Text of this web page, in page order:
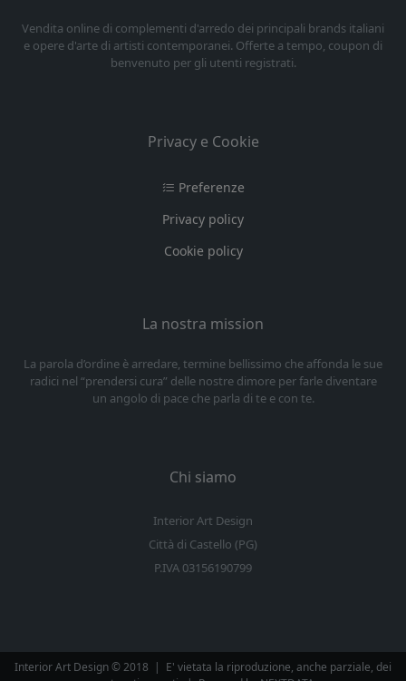
Vendita online di complementi d'arredo dei principali brands italiani
e opere d'arte di artisti contemporanei. Offerte a tempo, coupon di
benvenuto per gli utenti registrati.
Privacy e Cookie
Preferenze
Privacy policy
Cookie policy
La nostra mission
La parola d’ordine è arredare, termine bellissimo che affonda le sue
radici nel “prendersi cura” delle nostre dimore per farle diventare
un angolo di pace che parla di te e con te.
Chi siamo
Interior Art Design
Città di Castello (PG)
P.IVA 03156190799
Interior Art Design © 2018 | E' vietata la riproduzione, anche parziale, dei